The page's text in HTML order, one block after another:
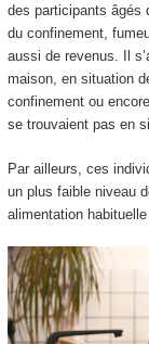
des participants âgés
du confinement,
aussi de revenus. Il
maison, en situation
confinement ou
se trouvaient pas en
Par ailleurs, ces
un plus faible niveau
alimentation